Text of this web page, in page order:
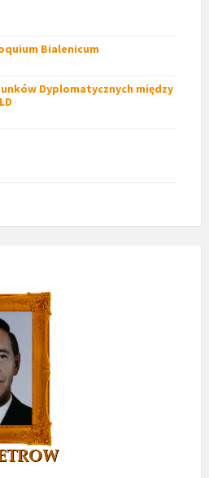
Bialenicum
Dyplomatycznych między